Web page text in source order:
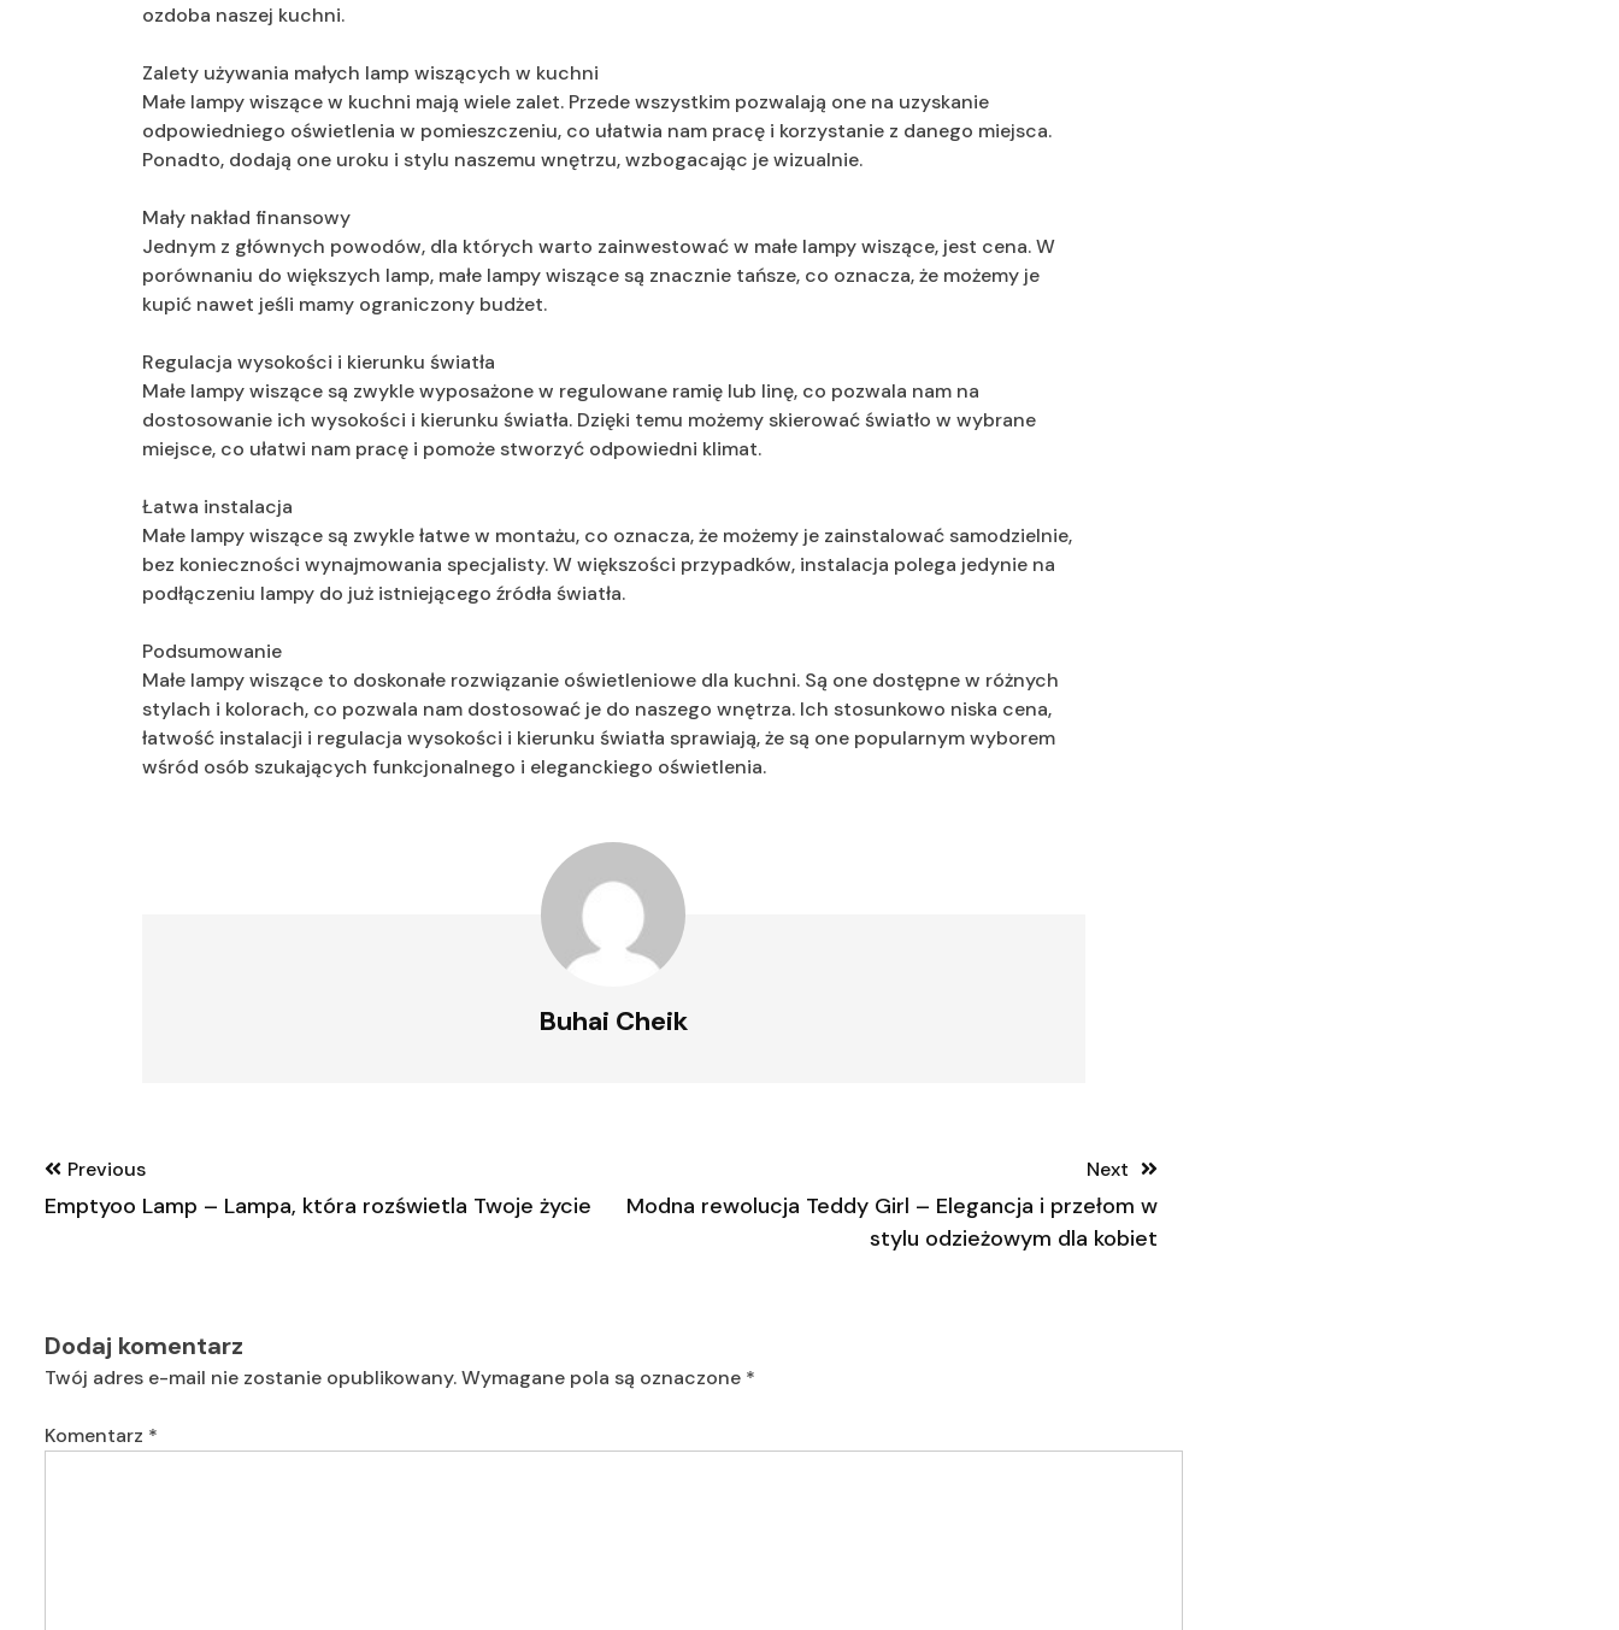
ozdoba naszej kuchni.
Zalety używania małych lamp wiszących w kuchni
Małe lampy wiszące w kuchni mają wiele zalet. Przede wszystkim pozwalają one na uzyskanie
odpowiedniego oświetlenia w pomieszczeniu, co ułatwia nam pracę i korzystanie z danego miejsca.
Ponadto, dodają one uroku i stylu naszemu wnętrzu, wzbogacając je wizualnie.
Mały nakład finansowy
Jednym z głównych powodów, dla których warto zainwestować w małe lampy wiszące, jest cena. W
porównaniu do większych lamp, małe lampy wiszące są znacznie tańsze, co oznacza, że możemy je
kupić nawet jeśli mamy ograniczony budżet.
Regulacja wysokości i kierunku światła
Małe lampy wiszące są zwykle wyposażone w regulowane ramię lub linę, co pozwala nam na
dostosowanie ich wysokości i kierunku światła. Dzięki temu możemy skierować światło w wybrane
miejsce, co ułatwi nam pracę i pomoże stworzyć odpowiedni klimat.
Łatwa instalacja
Małe lampy wiszące są zwykle łatwe w montażu, co oznacza, że możemy je zainstalować samodzielnie,
bez konieczności wynajmowania specjalisty. W większości przypadków, instalacja polega jedynie na
podłączeniu lampy do już istniejącego źródła światła.
Podsumowanie
Małe lampy wiszące to doskonałe rozwiązanie oświetleniowe dla kuchni. Są one dostępne w różnych
stylach i kolorach, co pozwala nam dostosować je do naszego wnętrza. Ich stosunkowo niska cena,
łatwość instalacji i regulacja wysokości i kierunku światła sprawiają, że są one popularnym wyborem
wśród osób szukających funkcjonalnego i eleganckiego oświetlenia.
Buhai Cheik
Nawigacja
wpisu
Previous
Emptyoo Lamp – Lampa, która rozświetla Twoje życie
Next
Modna rewolucja Teddy Girl – Elegancja i przełom w
stylu odzieżowym dla kobiet
Dodaj komentarz
Twój adres e-mail nie zostanie opublikowany.Wymagane pola są oznaczone *
Komentarz *